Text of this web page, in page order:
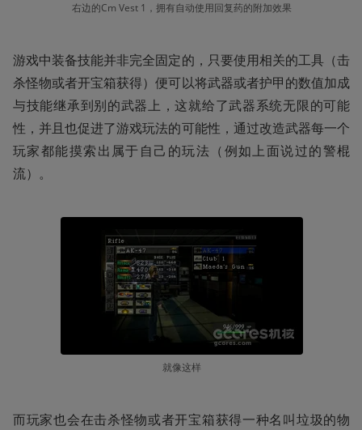
右边的Cm Vest 1，拥有自动使用回复药的附加效果
游戏中装备技能并非完全固定的，只要使用相关的工具（击
杀怪物或者开宝箱获得）便可以将武器或者护甲的数值加成
与技能继承到别的武器上，这就给了武器系统无限的可能
性，并且也促进了游戏玩法的可能性，通过改造武器每一个
玩家都能摸索出属于自己的玩法（例如上面说过的警棍
流）。
就像这样
而玩家也会在击杀怪物或者开宝箱获得一种名叫垃圾的物